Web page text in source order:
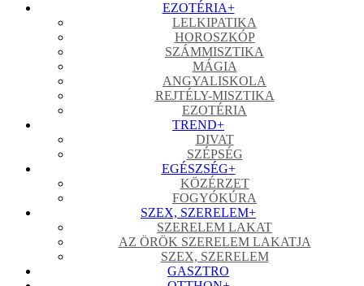
EZOTÉRIA+
LELKIPATIKA
HOROSZKÓP
SZÁMMISZTIKA
MÁGIA
ANGYALISKOLA
REJTÉLY-MISZTIKA
EZOTÉRIA
TREND+
DIVAT
SZÉPSÉG
EGÉSZSÉG+
KÖZÉRZET
FOGYÓKÚRA
SZEX, SZERELEM+
SZERELEM LAKAT
AZ ÖRÖK SZERELEM LAKATJA
SZEX, SZERELEM
GASZTRO